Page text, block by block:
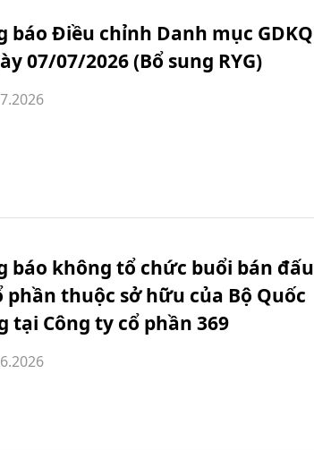
báo Điều chỉnh Danh mục GDKQ
07/07/2026 (Bổ sung RYG)
báo không tổ chức buổi bán đấu
phần thuộc sở hữu của Bộ Quốc
tại Công ty cổ phần 369